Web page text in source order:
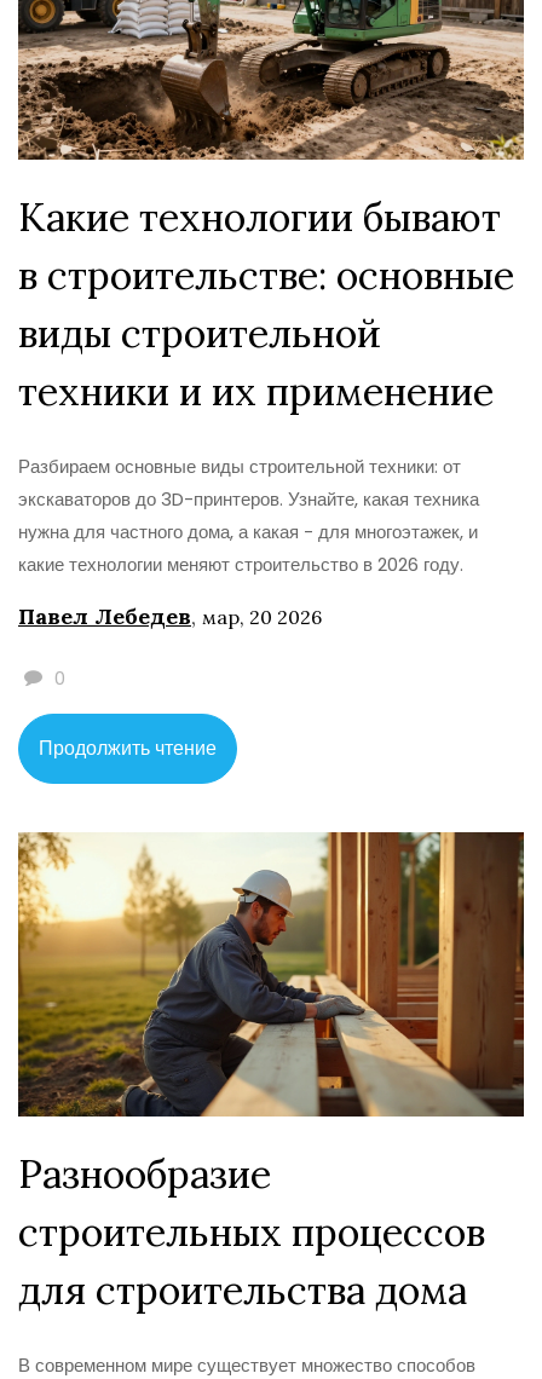
Какие технологии бывают
в строительстве: основные
виды строительной
техники и их применение
Разбираем основные виды строительной техники: от
экскаваторов до 3D-принтеров. Узнайте, какая техника
нужна для частного дома, а какая - для многоэтажек, и
какие технологии меняют строительство в 2026 году.
Павел Лебедев, мар, 20 2026
0
Продолжить чтение
Разнообразие
строительных процессов
для строительства дома
В современном мире существует множество способов